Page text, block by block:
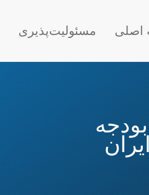
اصلی مسئولیت‌پذیری